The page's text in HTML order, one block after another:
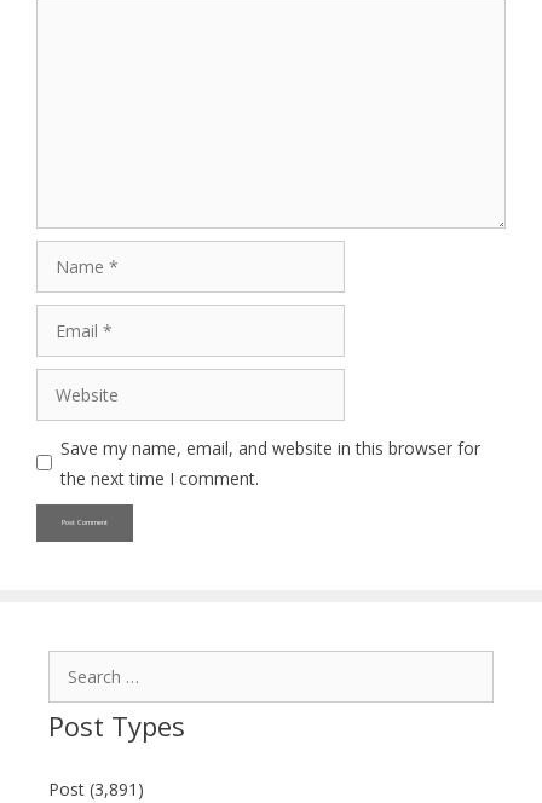
Save my name, email, and website in this browser for
the next time I comment.
Post Types
Post (3,891)